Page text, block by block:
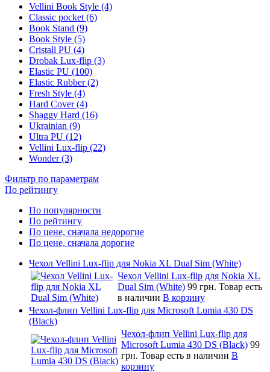
Vellini Book Style (4)
Classic pocket (6)
Book Stand (9)
Book Style (5)
Cristall PU (4)
Drobak Lux-flip (3)
Elastic PU (100)
Elastic Rubber (2)
Fresh Style (4)
Hard Cover (4)
Shaggy Hard (16)
Ukrainian (9)
Ultra PU (12)
Vellini Lux-flip (22)
Wonder (3)
Фильтр по параметрам
По рейтингу
По популярности
По рейтингу
По цене, сначала недорогие
По цене, сначала дорогие
Чехол Vellini Lux-flip для Nokia XL Dual Sim (White)
Чехол Vellini Lux-flip для Nokia XL
Dual Sim (White) 99 грн. Товар есть
в наличии В корзину
Чехол-флип Vellini Lux-flip для Microsoft Lumia 430 DS
(Black)
Чехол-флип Vellini Lux-flip для
Microsoft Lumia 430 DS (Black) 99
грн. Товар есть в наличии В
корзину